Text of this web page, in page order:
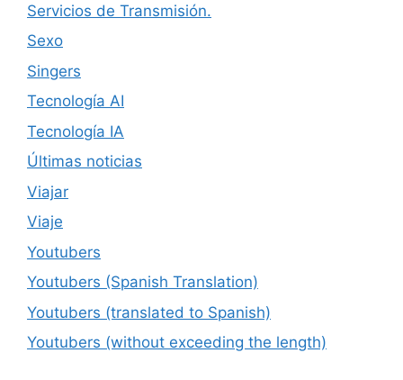
Servicios de Transmisión.
Sexo
Singers
Tecnología AI
Tecnología IA
Últimas noticias
Viajar
Viaje
Youtubers
Youtubers (Spanish Translation)
Youtubers (translated to Spanish)
Youtubers (without exceeding the length)